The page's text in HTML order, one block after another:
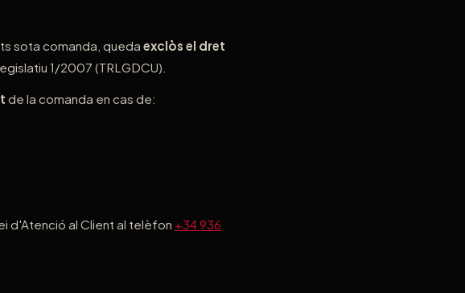
sota comanda, queda exclòs el dret
1/2007 (TRLGDCU).
de la comanda en cas de:
d'Atenció al Client al telèfon +34 936